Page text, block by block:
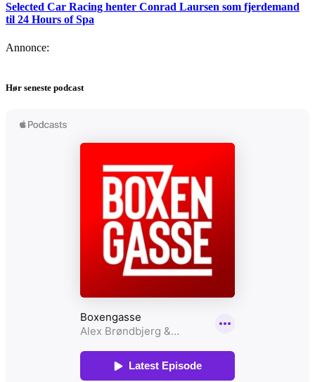
Selected Car Racing henter Conrad Laursen som fjerdemand
til 24 Hours of Spa
Annonce:
Hør seneste podcast